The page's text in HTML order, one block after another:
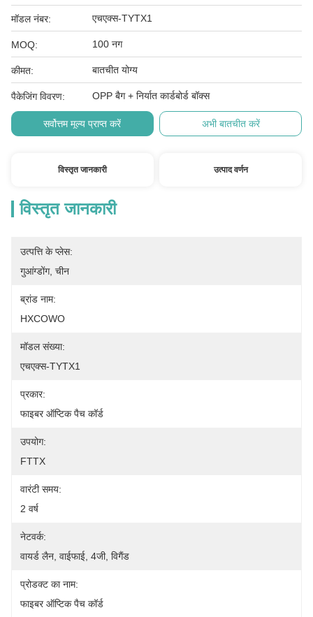
मॉडल नंबर: एचएक्स-TYTX1
MOQ: 100 नग
कीमत: बातचीत योग्य
पैकेजिंग विवरण: OPP बैग + निर्यात कार्डबोर्ड बॉक्स
सर्वोत्तम मूल्य प्राप्त करें अभी बातचीत करें
विस्तृत जानकारी उत्पाद वर्णन
विस्तृत जानकारी
उत्पत्ति के प्लेस:
गुआंग्डोंग, चीन
ब्रांड नाम:
HXCOWO
मॉडल संख्या:
एचएक्स-TYTX1
प्रकार:
फाइबर ऑप्टिक पैच कॉर्ड
उपयोग:
FTTX
वारंटी समय:
2 वर्ष
नेटवर्क:
वायर्ड लैन, वाईफाई, 4जी, विगैंड
प्रोडक्ट का नाम:
फाइबर ऑप्टिक पैच कॉर्ड